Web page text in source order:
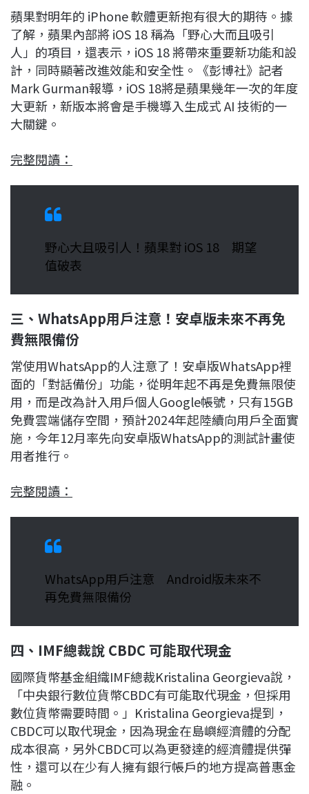
蘋果對明年的 iPhone 軟體更新抱有很大的期待。據
了解，蘋果內部將 iOS 18 稱為「野心大而且吸引
人」的項目，還表示，iOS 18 將帶來重要新功能和設
計，同時顯著改進效能和安全性。《彭博社》記者
Mark Gurman報導，iOS 18將是蘋果幾年一次的年度
大更新，新版本將會是手機導入生成式 AI 技術的一
大關鍵。
完整閱讀：
野心大且吸引人！蘋果對 iOS 18 期望
值破表
三、WhatsApp用戶注意！安卓版未來不再免
費無限備份
常使用WhatsApp的人注意了！安卓版WhatsApp裡
面的「對話備份」功能，從明年起不再是免費無限使
用，而是改為計入用戶個人Google帳號，只有15GB
免費雲端儲存空間，預計2024年起陸續向用戶全面實
施，今年12月率先向安卓版WhatsApp的測試計畫使
用者推行。
完整閱讀：
WhatsApp用戶注意 Android版未來不
再免費無限備份
四、IMF總裁說 CBDC 可能取代現金
國際貨幣基金組織IMF總裁Kristalina Georgieva說，
「中央銀行數位貨幣CBDC有可能取代現金，但採用
數位貨幣需要時間。」Kristalina Georgieva提到，
CBDC可以取代現金，因為現金在島嶼經濟體的分配
成本很高，另外CBDC可以為更發達的經濟體提供彈
性，還可以在少有人擁有銀行帳戶的地方提高普惠金
融。